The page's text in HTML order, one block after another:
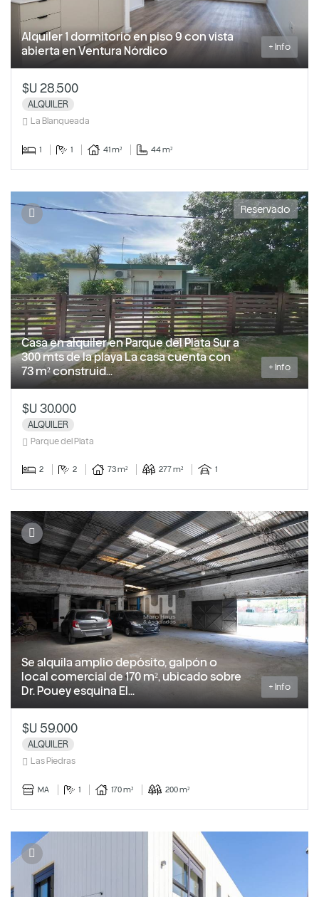
Alquiler 1 dormitorio en piso 9 con vista
abierta en Ventura Nórdico
+ Info
$U 28.500
ALQUILER
La Blanqueada
1 1 41 m² 44 m²
Casa en alquiler en Parque del Plata Sur a
300 mts de la playa La casa cuenta con
73 m² construid...
+ Info
Reservado
$U 30.000
ALQUILER
Parque del Plata
2 2 73 m² 277 m² 1
Se alquila amplio depósito, galpón o
local comercial de 170 m², ubicado sobre
Dr. Pouey esquina El...
+ Info
$U 59.000
ALQUILER
Las Piedras
MA 1 170 m² 200 m²